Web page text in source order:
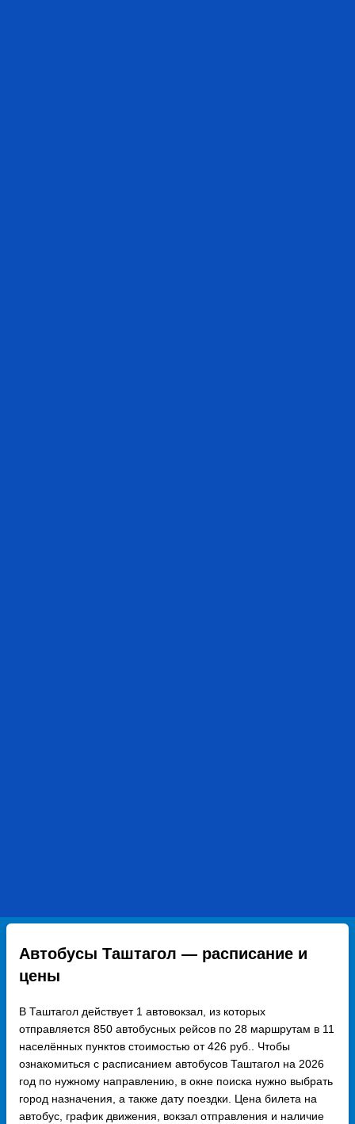
Автобусы Таштагол — расписание и
цены
В Таштагол действует 1 автовокзал, из которых
отправляется 850 автобусных рейсов по 28 маршрутам в 11
населённых пунктов стоимостью от 426 руб.. Чтобы
ознакомиться с расписанием автобусов Таштагол на 2026
год по нужному направлению, в окне поиска нужно выбрать
город назначения, а также дату поездки. Цена билета на
автобус, график движения, вокзал отправления и наличие